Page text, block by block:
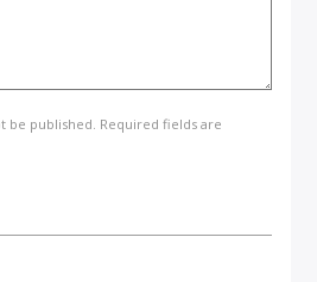
be published. Required fields are